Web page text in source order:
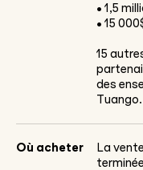
• 1,5
• 15
15
des
Tuango.
Où acheter
La